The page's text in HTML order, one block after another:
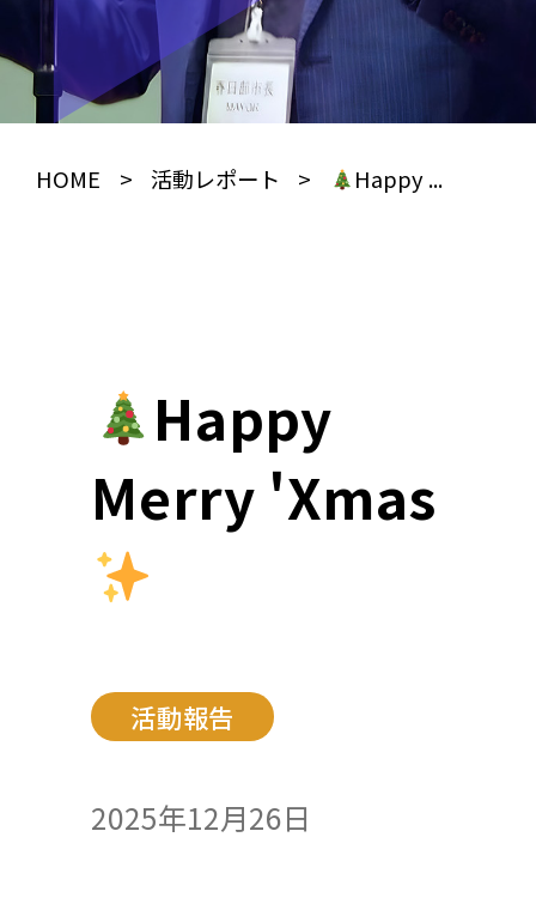
HOME > 活動レポート > Happy ...
Happy
Merry 'Xmas
活動報告
2025年12月26日